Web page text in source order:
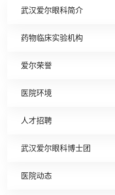
武汉爱尔眼科简介
药物临床实验机构
爱尔荣誉
医院环境
人才招聘
武汉爱尔眼科博士团
医院动态